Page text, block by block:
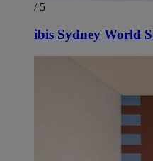
/ 5
ibis Sydney World